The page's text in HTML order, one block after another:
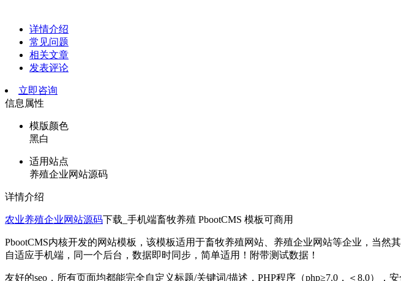
详情介绍
常见问题
相关文章
发表评论
立即咨询
信息属性
模版颜色
黑白
适用站点
养殖企业网站源码
详情介绍
农业养殖企业网站源码下载_手机端畜牧养殖 PbootCMS 模板可商用
PbootCMS内核开发的网站模板，该模板适用于畜牧养殖网站、养殖企业网站等企业，当然
自适应手机端，同一个后台，数据即时同步，简单适用！附带测试数据！
友好的seo，所有页面均都能完全自定义标题/关键词/描述，PHP程序（php≥7.0，＜8.0），